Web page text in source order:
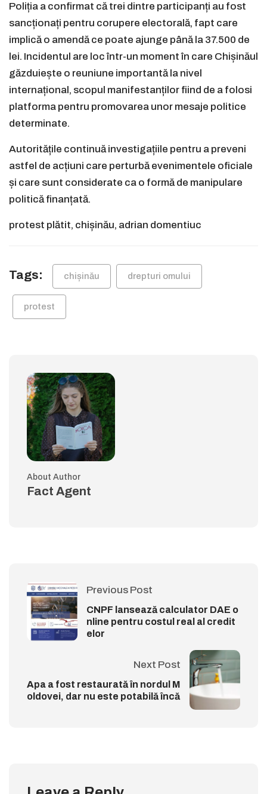
Poliția a confirmat că trei dintre participanți au fost
sancționați pentru corupere electorală, fapt care
implică o amendă ce poate ajunge până la 37.500 de
lei. Incidentul are loc într-un moment în care Chișinăul
găzduiește o reuniune importantă la nivel
internațional, scopul manifestanților fiind de a folosi
platforma pentru promovarea unor mesaje politice
determinate.
Autoritățile continuă investigațiile pentru a preveni
astfel de acțiuni care perturbă evenimentele oficiale
și care sunt considerate ca o formă de manipulare
politică finanțată.
protest plătit, chișinău, adrian domentiuc
Tags: chișinău drepturi omului
protest
About Author
Fact Agent
Previous Post
CNPF lansează calculator DAE o
nline pentru costul real al credit
elor
Next Post
Apa a fost restaurată în nordul M
oldovei, dar nu este potabilă încă